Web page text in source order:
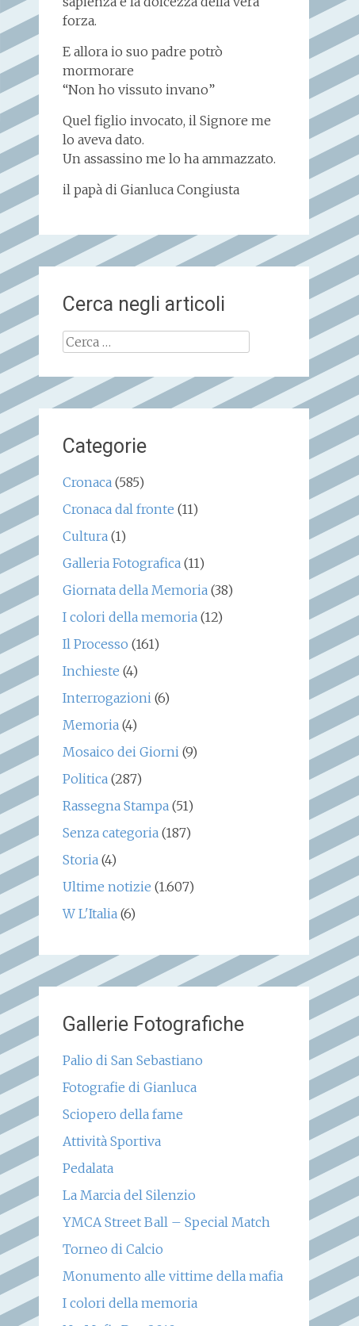
forza.
E allora io suo padre potrò
mormorare
“Non ho vissuto invano”
Quel figlio invocato, il Signore me
lo aveva dato.
Un assassino me lo ha ammazzato.
il papà di Gianluca Congiusta
Cerca negli articoli
Ricerca
Categorie
Cronaca(585)
Cronaca dal fronte (11)
Cultura(1)
Galleria Fotografica(11)
Giornata della Memoria(38)
I colori della memoria(12)
Il Processo (161)
Inchieste (4)
Interrogazioni(6)
Memoria(4)
Mosaico dei Giorni(9)
Politica(287)
Rassegna Stampa(51)
Senza categoria(187)
Storia(4)
Ultime notizie (1.607)
W L'Italia(6)
Gallerie Fotografiche
Palio di San Sebastiano
Fotografie di Gianluca
Sciopero della fame
Attività Sportiva
Pedalata
La Marcia del Silenzio
YMCA Street Ball – Special Match
Torneo di Calcio
Monumento alle vittime della mafia
I colori della memoria